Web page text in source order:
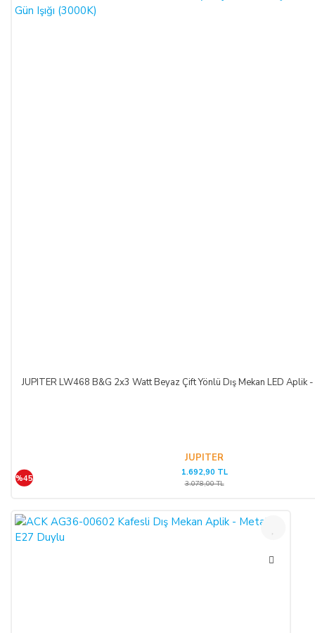
JUPITER LW468 B&G 2x3 Watt Beyaz Çift Yönlü Dış Mekan LED Aplik -
JUPITER
%45
1.692,90 TL
3.078,00 TL